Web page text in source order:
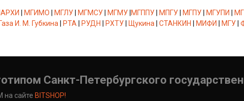
| МГИМО | МГЛУ| МГМСУ| МГМУ|МГППУ| МПГУ| МГПУ| МГУПИ |
И. М. Губкина | РТА | РУДН | РХТУ| Щукина | СТАНКИН | МИФИ | МГУ|
Санкт-Петербургского
на сайте BITSHOP!